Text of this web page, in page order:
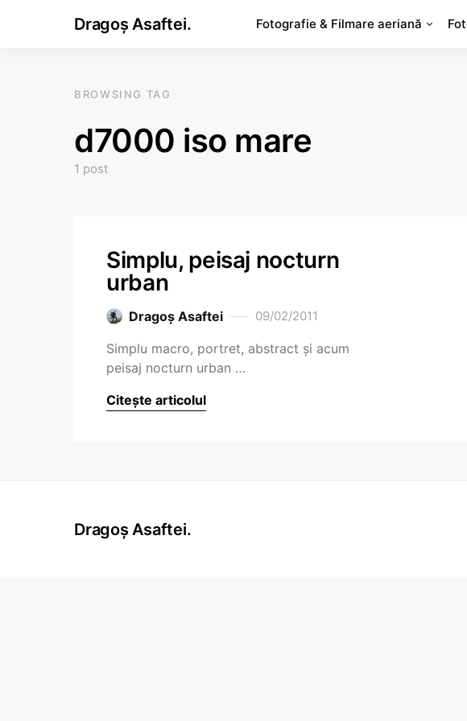
Dragoș Asaftei. Fotografie & Filmare aeriană
BROWSING TAG
d7000 iso mare
1 post
Simplu, peisaj nocturn
urban
Dragoş Asaftei 09/02/2011
Simplu macro, portret, abstract şi acum
peisaj nocturn urban …
Citește articolul
Dragoș Asaftei.